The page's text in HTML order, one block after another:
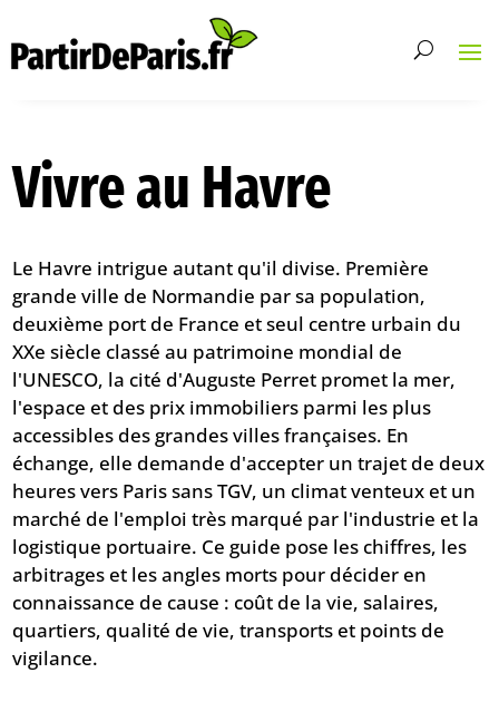
Vivre au Havre
Le Havre intrigue autant qu'il divise. Première
grande ville de Normandie par sa population,
deuxième port de France et seul centre urbain du
XXe siècle classé au patrimoine mondial de
l'UNESCO, la cité d'Auguste Perret promet la mer,
l'espace et des prix immobiliers parmi les plus
accessibles des grandes villes françaises. En
échange, elle demande d'accepter un trajet de deux
heures vers Paris sans TGV, un climat venteux et un
marché de l'emploi très marqué par l'industrie et la
logistique portuaire. Ce guide pose les chiffres, les
arbitrages et les angles morts pour décider en
connaissance de cause : coût de la vie, salaires,
quartiers, qualité de vie, transports et points de
vigilance.